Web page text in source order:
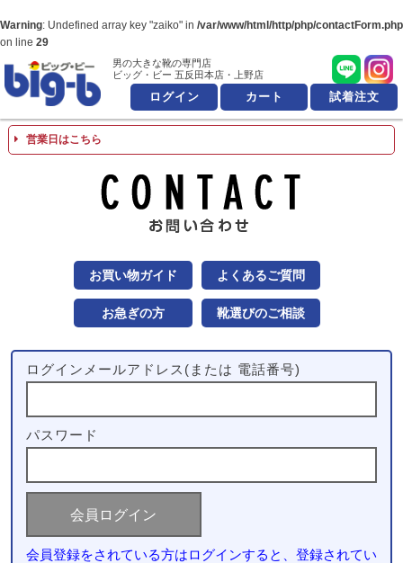
Warning: Undefined array key "zaiko" in /var/www/html/http/php/contactForm.php
on line 29
男の大きな靴の
男の大きな靴の専門店
ビッグ・ビー 五反田本店・上野店
ログイン カート 試着注文
営業日はこちら
お買い物ガイド よくあるご質問
お急ぎの方 靴選びのご相談
ログインメールアドレス(または 電話番号)
パスワード
会員登録をされている方はログインすると、登録されてい